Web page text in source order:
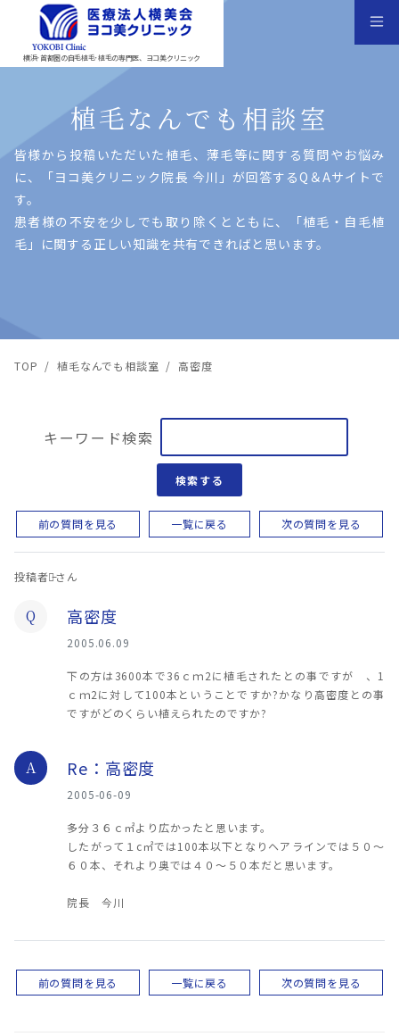
横浜･首都圏の自毛植毛･植毛の専門医、ヨコ美クリニック
植毛なんでも相談室
皆様から投稿いただいた植⽑、薄⽑等に関する質問やお悩み
に、「ヨコ美クリニック院⻑ 今川」が回答するQ＆Aサイトで
す。
患者様の不安を少しでも取り除くとともに、「植⽑・⾃⽑植
⽑」に関する正しい知識を共有できればと思います。
TOP / 植毛なんでも相談室 / 高密度
キーワード検索
検索する
前の質問を見る 一覧に戻る 次の質問を見る
投稿者：̵さん
Q 高密度
2005.06.09
下の方は3600本で36ｃｍ2に植毛されたとの事ですが 、1
ｃｍ2に対して100本ということですか?かなり高密度との事
ですがどのくらい植えられたのですか?
A Re：高密度
2005-06-09
多分３６ｃ㎡より広かったと思います。
したがって１c㎡では100本以下となりヘアラインでは５０～
６０本、それより奥では４０～５０本だと思います。
院長 今川
前の質問を見る 一覧に戻る 次の質問を見る